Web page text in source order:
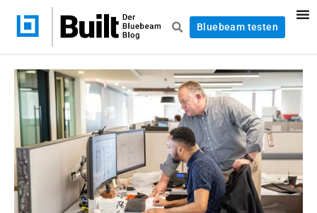
Bluebeam testen